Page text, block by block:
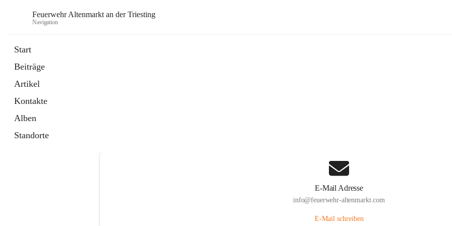
Feuerwehr Altenmarkt an der Triesting
Navigation
Start
Beiträge
Artikel
Kontakte
Alben
Standorte
E-Mail Adresse
info@feuerwehr-altenmarkt.com
E-Mail schreiben